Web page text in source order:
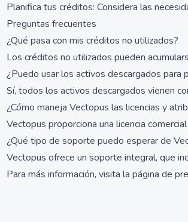
Planifica tus créditos: Considera las
Preguntas frecuentes
¿Qué pasa con mis créditos no utilizados?
Los créditos no utilizados pueden
¿Puedo usar los activos descargados para
Sí, todos los activos descargados vienen
¿Cómo maneja Vectopus las licencias y
Vectopus proporciona una licencia
¿Qué tipo de soporte puedo esperar de
Vectopus ofrece un soporte integral, que
Para más información, visita la página de